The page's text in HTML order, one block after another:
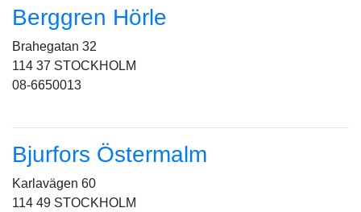
Berggren Hörle
Brahegatan 32
114 37 STOCKHOLM
08-6650013
Bjurfors Östermalm
Karlavägen 60
114 49 STOCKHOLM